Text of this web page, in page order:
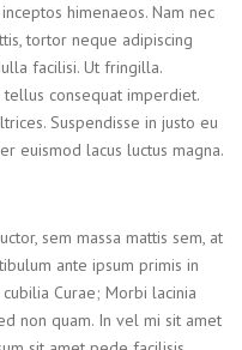
himenaeos. Nam nec
tortor neque adipiscing
facilisi. Ut fringilla.
consequat imperdiet.
Suspendisse in justo eu
euismod lacus luctus magna.
sem massa mattis sem, at
ante ipsum primis in
Curae; Morbi lacinia
non quam. In vel mi sit amet